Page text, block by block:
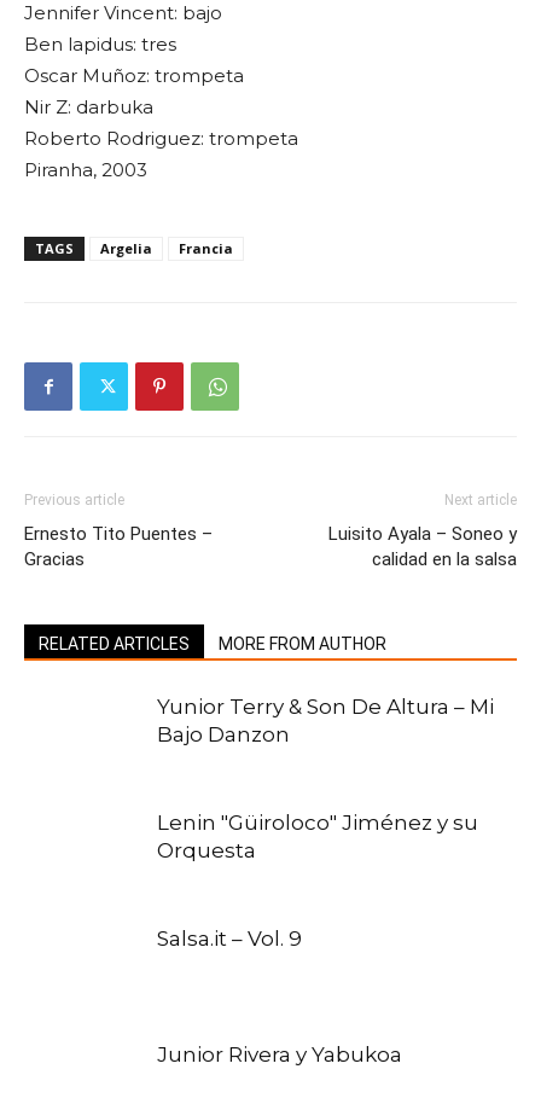
Jennifer Vincent: bajo
Ben lapidus: tres
Oscar Muñoz: trompeta
Nir Z: darbuka
Roberto Rodriguez: trompeta
Piranha, 2003
TAGS Argelia Francia
Previous article
Ernesto Tito Puentes –
Gracias
Next article
Luisito Ayala – Soneo y
calidad en la salsa
RELATED ARTICLES MORE FROM AUTHOR
Yunior Terry & Son De Altura – Mi
Bajo Danzon
Lenin "Güiroloco" Jiménez y su
Orquesta
Salsa.it – Vol. 9
Junior Rivera y Yabukoa